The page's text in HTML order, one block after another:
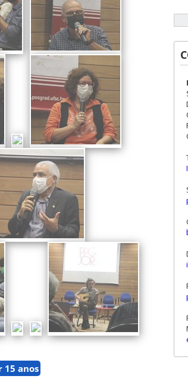
15 anos